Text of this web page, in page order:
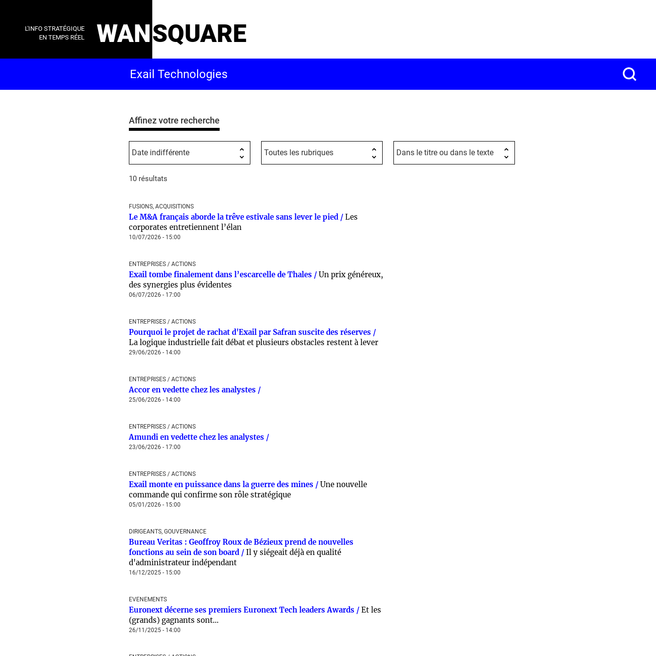
L'INFO STRATÉGIQUE
EN TEMPS RÉEL
WANSQUARE
Affinez votre recherche
10 résultats
FUSIONS, ACQUISITIONS
Le M&A français aborde la trêve estivale sans lever le pied / Les
corporates entretiennent l’élan
10/07/2026 - 15:00
ENTREPRISES / ACTIONS
Exail tombe finalement dans l’escarcelle de Thales / Un prix généreux,
des synergies plus évidentes
06/07/2026 - 17:00
ENTREPRISES / ACTIONS
Pourquoi le projet de rachat d'Exail par Safran suscite des réserves /
La logique industrielle fait débat et plusieurs obstacles restent à lever
29/06/2026 - 14:00
ENTREPRISES / ACTIONS
Accor en vedette chez les analystes /
25/06/2026 - 14:00
ENTREPRISES / ACTIONS
Amundi en vedette chez les analystes /
23/06/2026 - 17:00
ENTREPRISES / ACTIONS
Exail monte en puissance dans la guerre des mines / Une nouvelle
commande qui confirme son rôle stratégique
05/01/2026 - 15:00
DIRIGEANTS, GOUVERNANCE
Bureau Veritas : Geoffroy Roux de Bézieux prend de nouvelles
fonctions au sein de son board / Il y siégeait déjà en qualité
d'administrateur indépendant
16/12/2025 - 15:00
EVENEMENTS
Euronext décerne ses premiers Euronext Tech leaders Awards / Et les
(grands) gagnants sont…
26/11/2025 - 14:00